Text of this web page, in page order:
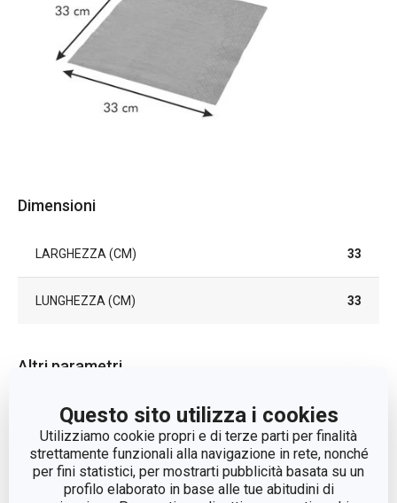
Questo sito utilizza i cookies
Utilizziamo cookie propri e di terze parti per finalità
strettamente funzionali alla navigazione in rete, nonché
per fini statistici, per mostrarti pubblicità basata su un
profilo elaborato in base alle tue abitudini di
Dimensioni
LARGHEZZA (CM) 33
LUNGHEZZA (CM) 33
Altri parametri
CATEGORIA
tovagliette e
tovaglioli
LINEA DI PRODOTTO FANCY HOME